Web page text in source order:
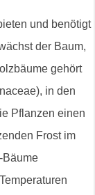
und benötigt
der Baum,
gehört
in den
Pflanzen einen
Frost im
Bäume